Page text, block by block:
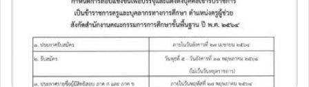
ช่วย2564